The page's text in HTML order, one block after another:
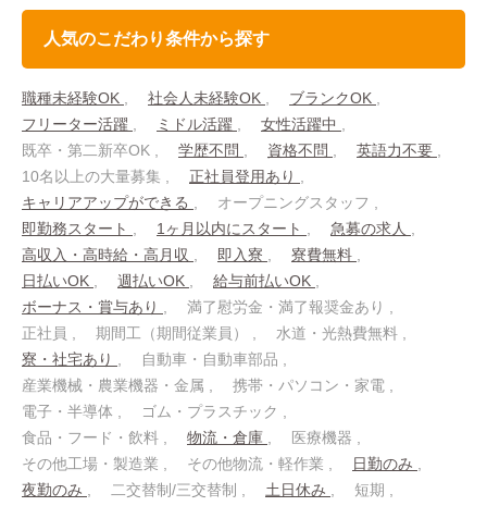
人気のこだわり条件から探す
職種未経験OK 社会人未経験OK
ブランクOK
フリーター活躍
ミドル活躍
女性活躍中
既卒・第二新卒OK
学歴不問 資格不問
英語力不要
10名以上の大量募集
正社員登用あり
キャリアアップができる
オープニングスタッフ
即勤務スタート
1ヶ月以内にスタート
急募の求人
高収入・高時給・高月収
即入寮
寮費無料
日払いOK
週払いOK
給与前払いOK
ボーナス・賞与あり
満了慰労金・満了報奨金あり
正社員
期間工（期間従業員）
水道・光熱費無料
寮・社宅あり
自動車・自動車部品
産業機械・農業機器・金属
携帯・パソコン・家電
電子・半導体
ゴム・プラスチック
食品・フード・飲料
物流・倉庫
医療機器
その他工場・製造業
その他物流・軽作業
日勤のみ
夜勤のみ
二交替制/三交替制 土日休み
短期